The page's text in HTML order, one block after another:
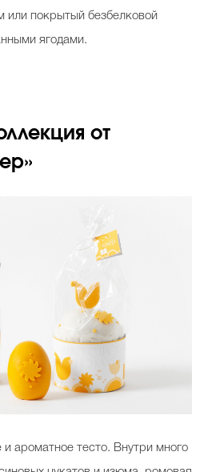
или покрытый безбелковой
ягодами.
от
и ароматное тесто. Внутри много